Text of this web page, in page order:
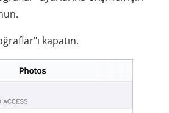
kapatın.